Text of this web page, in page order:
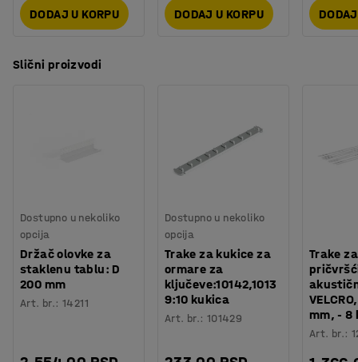
DODAJ U KORPU DODAJ U KORPU
Slični proizvodi
Dostupno u nekoliko
opcija
Držač olovke za
staklenu tablu: D
200 mm
Art. br.:14211
Dostupno u nekoliko
opcija
Trake za kukice za
ormare za
ključeve:10142,1013
9:10 kukica
Art. br.: 101429
Trake za
mm, - 8
Art. br.: